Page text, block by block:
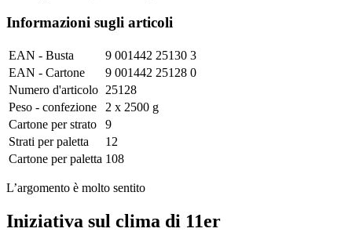
Informazioni sugli articoli
EAN - Busta
9 001442 25130 3
EAN - Cartone
9 001442 25128 0
Numero d'articolo 25128
Peso - confezione
2 x 2500 g
Cartone per strato
9
Strati per paletta
12
Cartone per paletta 108
L’argomento è molto sentito
Iniziativa sul clima di 11er